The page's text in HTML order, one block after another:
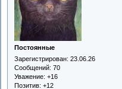
Постоянные
Зарегистрирован: 23.06.26
Сообщений: 70
Уважение: +16
Позитив: +12